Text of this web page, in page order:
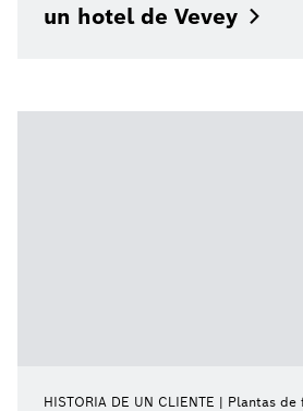
un hotel de Vevey
HISTORIA DE UN CLIENTE Plantas de